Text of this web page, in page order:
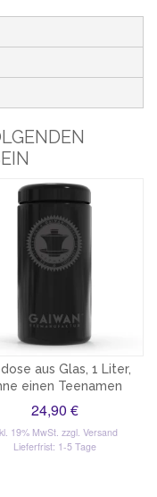
aus Glas, 1 Liter,
einen Teenamen
24,90 €
19% MwSt. zzgl. Versand
Lieferfrist: 1-5 Tage